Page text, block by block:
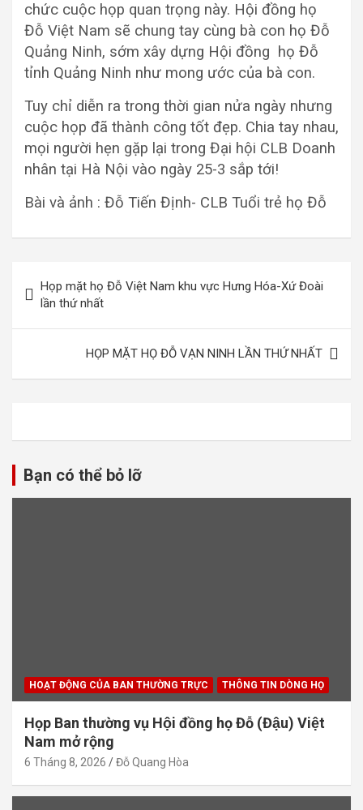
chức cuộc họp quan trọng này. Hội đồng họ
Đỗ Việt Nam sẽ chung tay cùng bà con họ Đỗ
Quảng Ninh, sớm xây dựng Hội đồng họ Đỗ
tỉnh Quảng Ninh như mong ước của bà con.
Tuy chỉ diễn ra trong thời gian nửa ngày nhưng
cuộc họp đã thành công tốt đẹp. Chia tay nhau,
mọi người hẹn gặp lại trong Đại hội CLB Doanh
nhân tại Hà Nội vào ngày 25-3 sắp tới!
Bài và ảnh : Đỗ Tiến Định- CLB Tuổi trẻ họ Đỗ
hướng
bài
Họp mặt họ Đỗ Việt Nam khu vực Hưng Hóa-Xứ Đoài
lần thứ nhất
HỌP MẶT HỌ ĐỖ VẠN NINH LẦN THỨ NHẤT
Bạn có thể bỏ lỡ
HOẠT ĐỘNG CỦA BAN THƯỜNG TRỰC THÔNG TIN DÒNG HỌ
Họp Ban thường vụ Hội đồng họ Đỗ (Đậu) Việt
Nam mở rộng
6 Tháng 8, 2026 Đỗ Quang Hòa